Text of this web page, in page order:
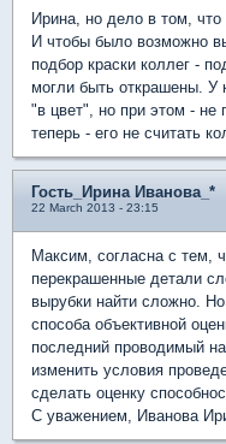
Ирина, но дело в том, что
И чтобы было возможно
подбор краски коллег -
могли быть открашены. У
"в цвет", но при этом - не
теперь - его не считать
Гость_Ирина Иванова_*
22 March 2013 - 23:15
Максим, согласна с тем,
перекрашенные детали
вырубки найти сложно.
способа объективной
последний проводимый
изменить условия
сделать оценку
С уважением, Иванова